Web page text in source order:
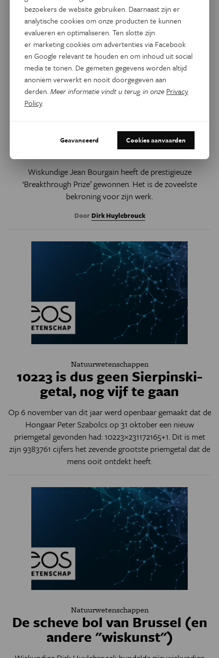
Jean Bourgain wint nog een
'Nobelprijs voor de Wiskunde'
Wiskundige Jean Bourgain heeft de prestigieuze
‘Breakthrough Prize’ gewonnen. Het is de zoveelste
bekroning voor zijn werk.
Door Dirk Huylebrouck
Natuurwetenschappen
10223 is dus geen Sierpinski-
getal, nog vijf te gaan
Op 6 november van dit jaar werd openbaar gemaakt dat de
Hongaar Peter Szabolcs op 31 oktober een nieuw
priemgetal gevonden had: 10223×231172165+1. Dit is met
zijn 9383761 cijfers het zevende grootste priemgetal dat de
mens ooit ontdekt heeft.
Natuurwetenschappen
De scheve bol van Brussel (en
andere "wiskunst")
bezoekers de website gebruiken. Daarnaast zijn er
analytische cookies om onze producten te kunnen
evalueren en optimaliseren. Ten slotte zijn
er marketing cookies om advertenties via Facebook
en Google relevant te houden en om inhoud uit social
media te tonen. De gemeten gegevens worden altijd
anoniem verwerkt en nooit doorgegeven aan
derden.Meer informatie vindt u terug in onze Privacy
Policy.
Geavanceerd Cookies aanvaarden